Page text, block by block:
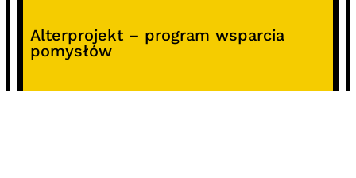
Alterprojekt – program wsparcia
pomysłów
Koncert z okazji 30-lecia DKF „Miłość